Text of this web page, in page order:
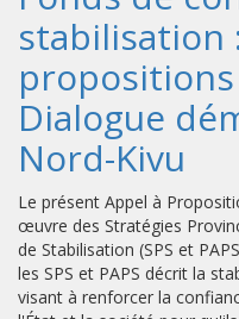
stabilisation
Dialogue
Nord-Kivu
Le présent Appel à
œuvre des Stratégies
de Stabilisation (SPS et
les SPS et PAPS décrit la
visant à renforcer la